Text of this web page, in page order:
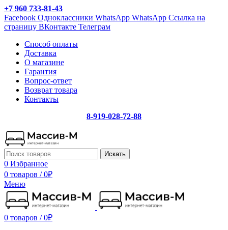
+7 960 733-81-43
Facebook Одноклассники WhatsApp WhatsApp Ссылка на
страницу ВКонтакте Телеграм
Способ оплаты
Доставка
О магазине
Гарантия
Вопрос-ответ
Возврат товара
Контакты
8-919-028-72-88
Искать
0 Избранное
0 товаров / 0₽
Меню
0 товаров / 0₽